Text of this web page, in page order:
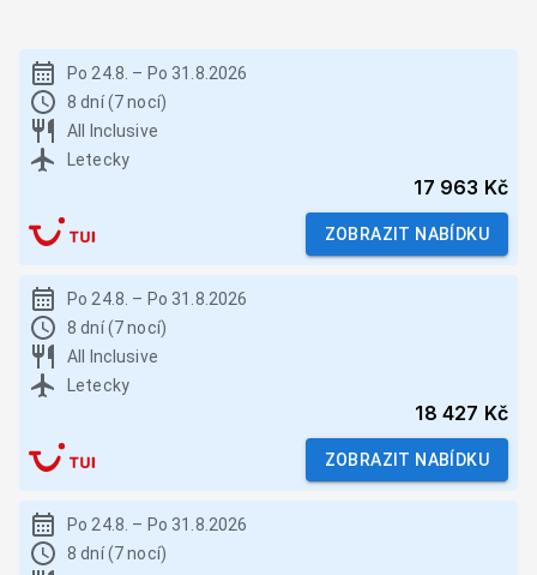
Po 24.8. – Po 31.8.2026
8 dní (7 nocí)
All Inclusive
Letecky
17 963 Kč
ZOBRAZIT NABÍDKU
Po 24.8. – Po 31.8.2026
8 dní (7 nocí)
All Inclusive
Letecky
18 427 Kč
ZOBRAZIT NABÍDKU
Po 24.8. – Po 31.8.2026
8 dní (7 nocí)